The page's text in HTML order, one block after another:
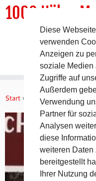
Inhalt
1000
DER
Start » Geographisches »
Diese
verwenden
Anzeigen zu
soziale Medien
Zugriffe auf
Außerdem
Verwendung
Partner für
Analysen
diese
weiteren Daten
bereitgestellt
Ihrer Nutzung